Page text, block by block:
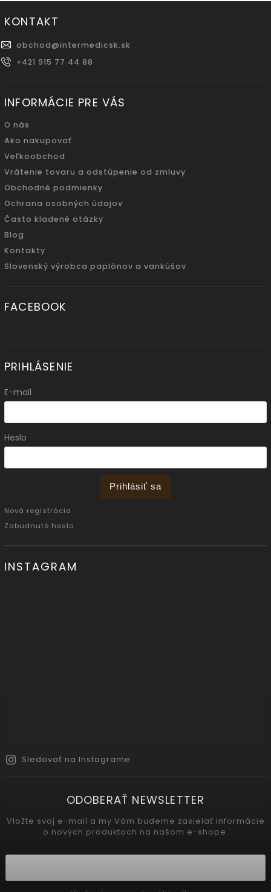
KONTAKT
obchod@intermedicsk.sk
+421 915 77 44 88
INFORMÁCIE PRE VÁS
O nás
Ako nakupovať
Veľkoobchod
Vrátenie tovaru a odstúpenie od zmluvy
Obchodné podmienky
Ochrana osobných údajov
Často kladené otázky
Blog
Kontakty
Slovenský výrobca paplónov a vankúšov
FACEBOOK
PRIHLÁSENIE
E-mail
Heslo
Prihlásiť sa
Nová registrácia
Zabudnuté heslo
INSTAGRAM
Sledovať na Instagrame
ODOBERAŤ NEWSLETTER
Vložte svoj e-mail a my Vám budeme zasielať informácie
o nových produktoch na našom e-shope.